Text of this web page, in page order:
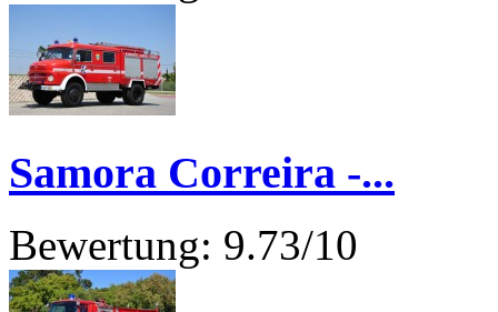
Samora Correira -...
Bewertung: 9.73/10